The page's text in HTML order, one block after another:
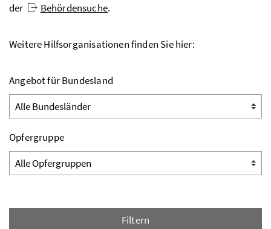
der
Behördensuche.
Weitere Hilfsorganisationen finden Sie hier:
Angebot für Bundesland
Opfergruppe
Filtern